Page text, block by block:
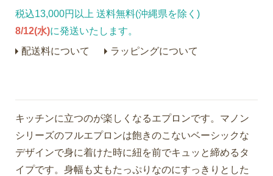
税込13,000円以上 送料無料(沖縄県を除く)
8/12(水)に発送いたします。
配送料について
ラッピングについて
キッチンに立つのが楽しくなるエプロンです。マノン
シリーズのフルエプロンは飽きのこないベーシックな
デザインで身に着けた時に紐を前でキュッと締めるタ
イプです。身幅も丈もたっぷりなのにすっきりとした